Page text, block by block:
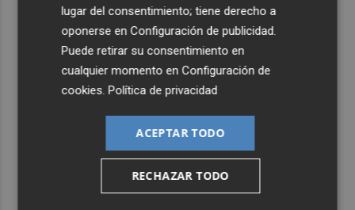
lugar del consentimiento; tiene derecho a
oponerse enConfiguración de publicidad
Puede retirar su consentimiento en
cualquier momento enConfiguración de
cookies .Política de privacidad
ACEPTAR TODO
RECHAZAR TODO